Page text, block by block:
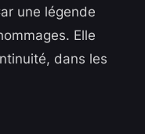
une légende
Elle
dans les